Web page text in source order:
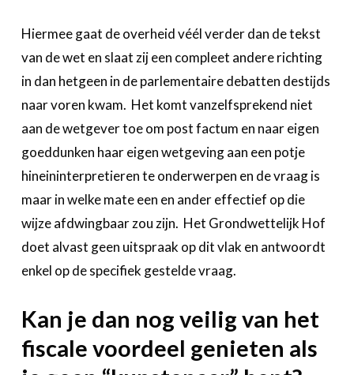
Hiermee gaat de overheid véél verder dan de tekst
van de wet en slaat zij een compleet andere richting
in dan hetgeen in de parlementaire debatten destijds
naar voren kwam. Het komt vanzelfsprekend niet
aan de wetgever toe om post factum en naar eigen
goeddunken haar eigen wetgeving aan een potje
hineininterpretieren te onderwerpen en de vraag is
maar in welke mate een en ander effectief op die
wijze afdwingbaar zou zijn. Het Grondwettelijk Hof
doet alvast geen uitspraak op dit vlak en antwoordt
enkel op de specifiek gestelde vraag.
Kan je dan nog veilig van het
fiscale voordeel genieten als